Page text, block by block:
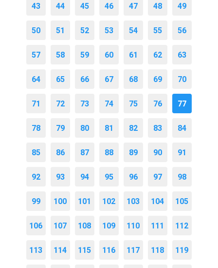
43 44 45 46 47 48 49
50 51 52 53 54 55 56
57 58 59 60 61 62 63
64 65 66 67 68 69 70
71 72 73 74 75 76 77
78 79 80 81 82 83 84
85 86 87 88 89 90 91
92 93 94 95 96 97 98
99 100 101 102 103 104 105
106 107 108 109 110 111 112
113 114 115 116 117 118 119